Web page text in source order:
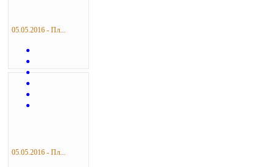
05.05.2016 - Пл...
05.05.2016 - Пл...